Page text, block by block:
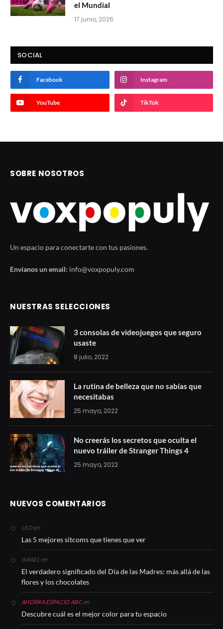
el Mundial
17 junio, 2026
SOCIAL
Facebook Instagram
YouTube TikTok
SOBRE NOSOTROS
Un espacio para conectarte con tus pasiones.
Envíanos un email: info@voxpopuly.com
NUESTRAS SELECCIONES
3 consolas de videojuegos que seguro
usaste
8 julio, 2022
La rutina de belleza que no sabías que
necesitabas
25 mayo, 2022
No creerás los secretos que oculta el
nuevo tráiler de Stranger Things 4
25 mayo, 2022
NUEVOS COMENTARIOS
LEOen
Las 5 mejores sitcoms que tienes que ver
ISRAELen
El verdadero significado del Día de las Madres: más allá de las
flores y los chocolates
AHORRA ESPACIO ABCen
Descubre cuál es el mejor color para tu espacio